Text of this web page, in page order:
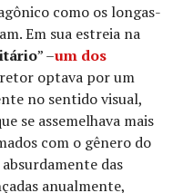
como os longas-
Em sua estreia na
” –um dos
optava por um
no sentido visual,
se assemelhava mais
com o gênero do
das
anualmente,